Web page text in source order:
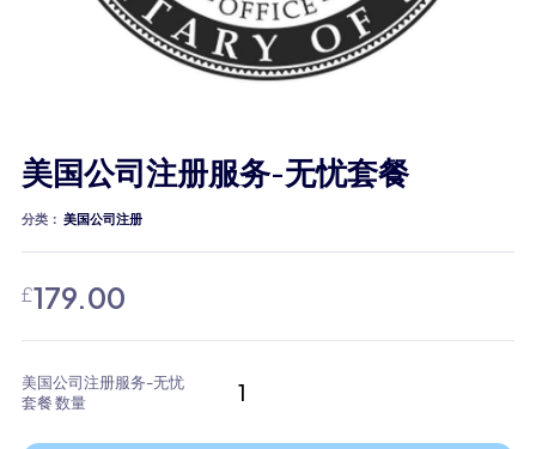
美国公司注册服务-无忧套餐
£179.00
美国公司注册服务-无忧
套餐 数量
分类： 美国公司注册